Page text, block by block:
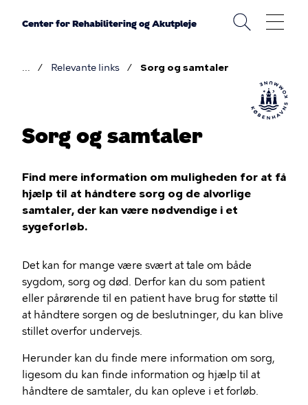
Center for Rehabilitering og Akutpleje
Relevante links Sorg og samtaler
Sorg og samtaler
Find mere information om muligheden for at få
hjælp til at håndtere sorg og de alvorlige
samtaler, der kan være nødvendige i et
sygeforløb.
Det kan for mange være svært at tale om både
sygdom, sorg og død. Derfor kan du som patient
eller pårørende til en patient have brug for støtte til
at håndtere sorgen og de beslutninger, du kan blive
stillet overfor undervejs.
Herunder kan du finde mere information om sorg,
ligesom du kan finde information og hjælp til at
håndtere de samtaler, du kan opleve i et forløb.